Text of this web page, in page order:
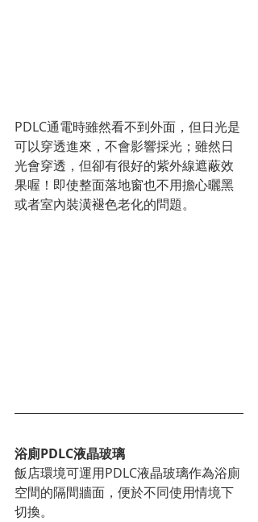
PDLC通電時雖然看不到外面，但日光是
可以穿透進來，不會影響採光；雖然日
光會穿透，但卻有很好的紫外線遮蔽效
果喔！即使整面落地窗也不用擔心曬黑
或者室內裝潢褪色老化的問題。
浴廁PDLC液晶玻璃
飯店環境可運用PDLC液晶玻璃作為浴廁
空間的隔間牆面，便於不同使用情境下
切換。